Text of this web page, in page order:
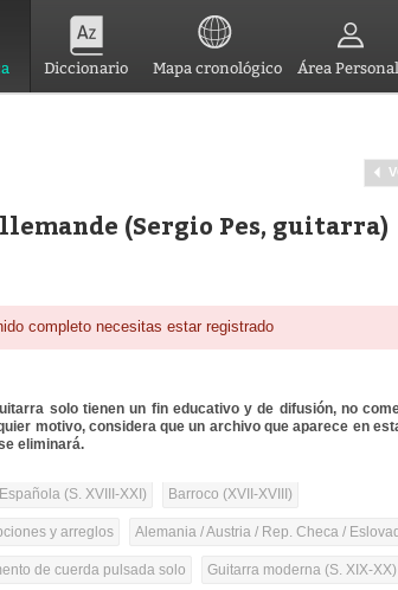
Diccionario Mapa cronológico Área Personal
(Sergio Pes, guitarra)
completo necesitas estar registrado
solo tienen un fin educativo y de difusión, no
motivo, considera que un archivo que aparece en
eliminará.
(S. XVIII-XXI) Barroco (XVII-XVIII)
y arreglos Alemania / Austria / Rep. Checa /
de cuerda pulsada solo Guitarra moderna (S. XIX-XX)